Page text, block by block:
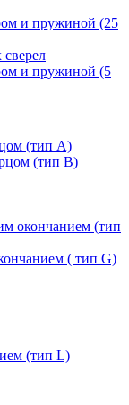
и пружиной (25
сверел
и пружиной (5
(тип А)
(тип В)
окончанием (тип
( тип G)
(тип L)